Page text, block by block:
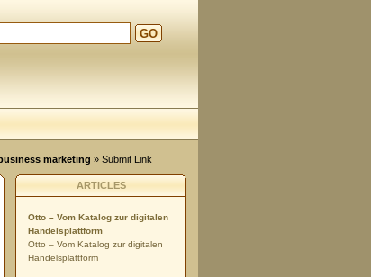
GO
marketing » Submit Link
ARTICLES
Otto – Vom Katalog zur digitalen
Handelsplattform
Otto – Vom Katalog zur digitalen
Handelsplattform